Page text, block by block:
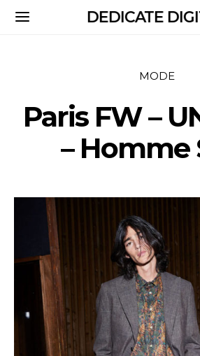
DEDICATE
MODE
Paris FW –
– Homme